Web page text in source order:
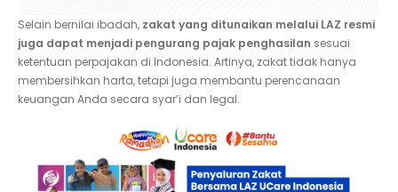
Selain bernilai ibadah, zakat yang ditunaikan melalui LAZ resmi
juga dapat menjadi pengurang pajak penghasilan sesuai
ketentuan perpajakan di Indonesia. Artinya, zakat tidak hanya
membersihkan harta, tetapi juga membantu perencanaan
keuangan Anda secara syar’i dan legal.